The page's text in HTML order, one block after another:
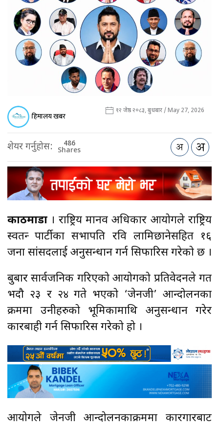
हिमालय खबर १२ जेष्ठ २०८३, बुधबार / May 27, 2026
शेयर गर्नुहोस: 486
Shares
काठमाडौं । राष्ट्रिय मानव अधिकार आयोगले राष्ट्रिय
स्वतन्त्र पार्टीका सभापति रवि लामिछानेसहित १६
जना सांसदलाई अनुसन्धान गर्न सिफारिस गरेको छ ।
बुत्रबार सार्वजनिक गरिएको आयोगको प्रतिवेदनले गत
भदौ २३ र २४ गते भएको ‘जेनजी’ आन्दोलनका
क्रममा उनीहरुको भूमिकामाथि अनुसन्धान गरेर
कारबाही गर्न सिफारिस गरेको हो ।
आयोगले जेनजी आन्दोलनकाक्रममा कारगारबाट